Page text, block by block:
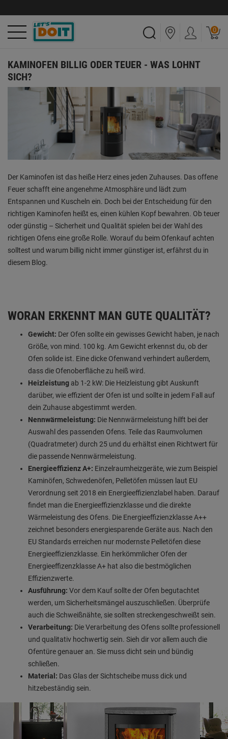
0
KAMINOFEN BILLIG ODER TEUER - WAS LOHNT
SICH?
Der Kaminofen ist das heiße Herz eines jeden Zuhauses. Das offene
Feuer schafft eine angenehme Atmosphäre und lädt zum
Entspannen und Kuscheln ein. Doch bei der Entscheidung für den
richtigen Kaminofen heißt es, einen kühlen Kopf bewahren. Ob teuer
oder günstig – Sicherheit und Qualität spielen bei der Wahl des
richtigen Ofens eine große Rolle. Worauf du beim Ofenkauf achten
solltest und warum billig nicht immer günstiger ist, erfährst du in
diesem Blog.
WORAN ERKENNT MAN GUTE QUALITÄT?
Gewicht: Der Ofen sollte ein gewisses Gewicht haben, je nach
Größe, von mind. 100 kg. Am Gewicht erkennst du, ob der
Ofen solide ist. Eine dicke Ofenwand verhindert außerdem,
dass die Ofenoberfläche zu heiß wird.
Heizleistung ab 1-2 kW: Die Heizleistung gibt Auskunft
darüber, wie effizient der Ofen ist und sollte in jedem Fall auf
dein Zuhause abgestimmt werden.
Nennwärmeleistung: Die Nennwärmeleistung hilft bei der
Auswahl des passenden Ofens. Teile das Raumvolumen
(Quadratmeter) durch 25 und du erhältst einen Richtwert für
die passende Nennwärmeleistung.
Energieeffizienz A+: Einzelraumheizgeräte, wie zum Beispiel
Kaminöfen, Schwedenöfen, Pelletöfen müssen laut EU
Verordnung seit 2018 ein Energieeffizienzlabel haben. Darauf
findet man die Energieeffizienzklasse und die direkte
Wärmeleistung des Ofens. Die Energieeffizienzklasse A++
zeichnet besonders energiesparende Geräte aus. Nach den
EU Standards erreichen nur modernste Pelletöfen diese
Energieeffizienzklasse. Ein herkömmlicher Ofen der
Energieeffizenzklasse A+ hat also die bestmöglichen
Effizienzwerte.
Ausführung: Vor dem Kauf sollte der Ofen begutachtet
werden, um Sicherheitsmängel auszuschließen. Überprüfe
auch die Schweißnähte, sie sollten streckengeschweißt sein.
Verarbeitung: Die Verarbeitung des Ofens sollte professionell
und qualitativ hochwertig sein. Sieh dir vor allem auch die
Ofentüre genauer an. Sie muss dicht sein und bündig
schließen.
Material: Das Glas der Sichtscheibe muss dick und
hitzebeständig sein.